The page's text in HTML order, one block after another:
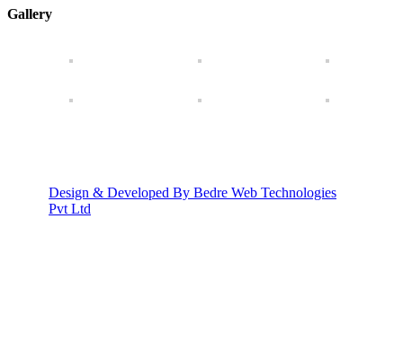
Gallery
Design & Developed By Bedre Web Technologies
Pvt Ltd